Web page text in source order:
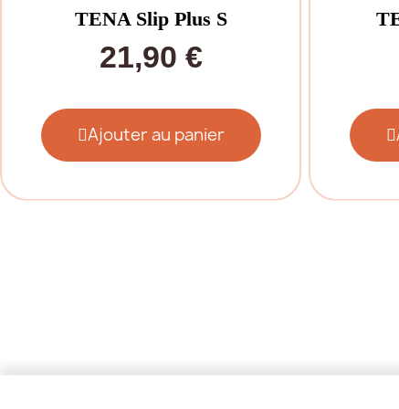
TENA Slip Plus S
21,90 €
Ajouter au panier